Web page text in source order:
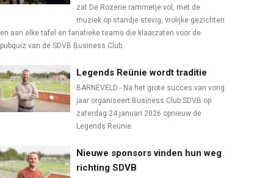
zat De Rozerie rammetje vol, met de
muziek op standje stevig, vrolijke gezichten
en aan elke tafel en fanatieke teams die klaarzaten voor de
pubquiz van de SDVB Business Club.
Legends Reünie wordt traditie
BARNEVELD - Na het grote succes van vorig
jaar organiseert Business Club SDVB op
zaterdag 24 januari 2026 opnieuw de
Legends Reünie.
Nieuwe sponsors vinden hun weg
richting SDVB